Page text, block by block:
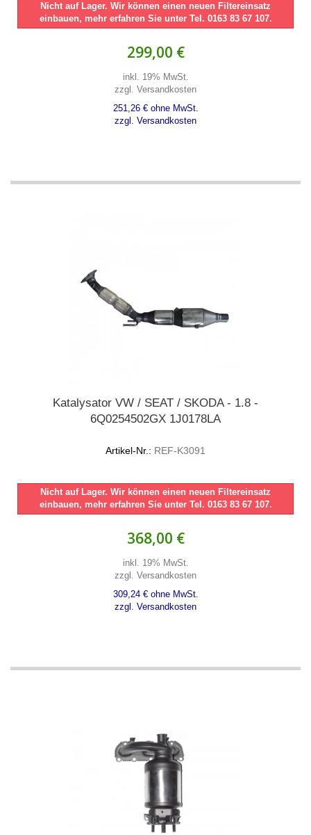
Nicht auf Lager. Wir können einen neuen Filtereinsatz
einbauen, mehr erfahren Sie unter Tel. 0163 83 67 107.
299,00 €
inkl. 19% MwSt.
zzgl. Versandkosten
251,26 € ohne MwSt.
zzgl. Versandkosten
Katalysator VW / SEAT / SKODA - 1.8 -
6Q0254502GX 1J0178LA
Artikel-Nr.: REF-K3091
Nicht auf Lager. Wir können einen neuen Filtereinsatz
einbauen, mehr erfahren Sie unter Tel. 0163 83 67 107.
368,00 €
inkl. 19% MwSt.
zzgl. Versandkosten
309,24 € ohne MwSt.
zzgl. Versandkosten